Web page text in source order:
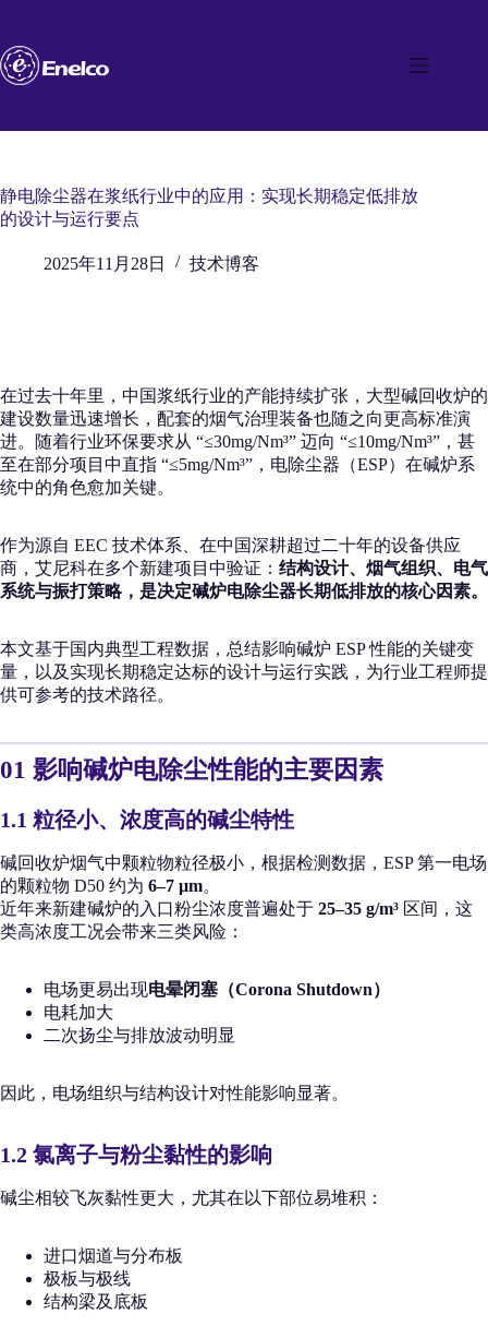
内
容
静电除尘器在浆纸行业中的应用：实现长期稳定低排放
的设计与运行要点
2025年11月28日 技术博客
在过去十年里，中国浆纸行业的产能持续扩张，大型碱回收炉的
建设数量迅速增长，配套的烟气治理装备也随之向更高标准演
进。随着行业环保要求从 “≤30mg/Nm³” 迈向 “≤10mg/Nm³”，甚
至在部分项目中直指 “≤5mg/Nm³”，电除尘器（ESP）在碱炉系
统中的角色愈加关键。
作为源自 EEC 技术体系、在中国深耕超过二十年的设备供应
商，艾尼科在多个新建项目中验证： 结构设计、烟气组织、电气
系统与振打策略，是决定碱炉电除尘器长期低排放的核心因素。
本文基于国内典型工程数据，总结影响碱炉 ESP 性能的关键变
量，以及实现长期稳定达标的设计与运行实践，为行业工程师提
供可参考的技术路径。
01 影响碱炉电除尘性能的主要因素
1.1 粒径小、浓度高的碱尘特性
碱回收炉烟气中颗粒物粒径极小，根据检测数据，ESP 第一电场
的颗粒物 D50 约为 6–7 μm。
近年来新建碱炉的入口粉尘浓度普遍处于 25–35 g/m³ 区间，这
类高浓度工况会带来三类风险：
电场更易出现电晕闭塞（Corona Shutdown）
电耗加大
二次扬尘与排放波动明显
因此，电场组织与结构设计对性能影响显著。
1.2 氯离子与粉尘黏性的影响
碱尘相较飞灰黏性更大，尤其在以下部位易堆积：
进口烟道与分布板
极板与极线
结构梁及底板